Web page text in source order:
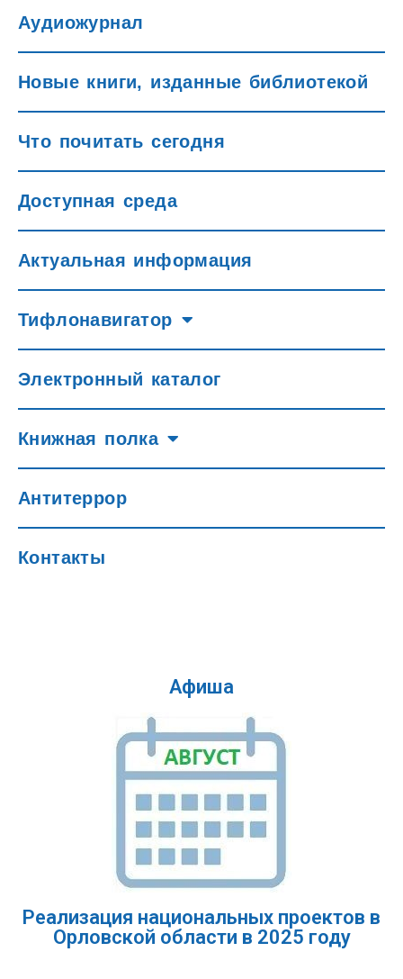
Аудиожурнал
Новые книги, изданные библиотекой
Что почитать сегодня
Доступная среда
Актуальная информация
Тифлонавигатор
Электронный каталог
Книжная полка
Антитеррор
Контакты
Афиша
Реализация национальных проектов в
Орловской области в 2025 году